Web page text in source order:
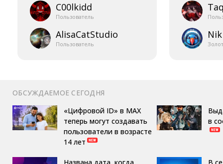
C00lkidd
Пользователь
AlisaCatStudio
Пользователь
ОБСУЖДАЕМОЕ СЕГОДНЯ
«Цифровой ID» в MAX
теперь могут создавать
пользователи в возрасте
14 лет
в